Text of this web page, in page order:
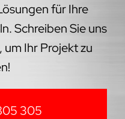
für Ihre
Schreiben Sie uns
um Ihr Projekt zu
305